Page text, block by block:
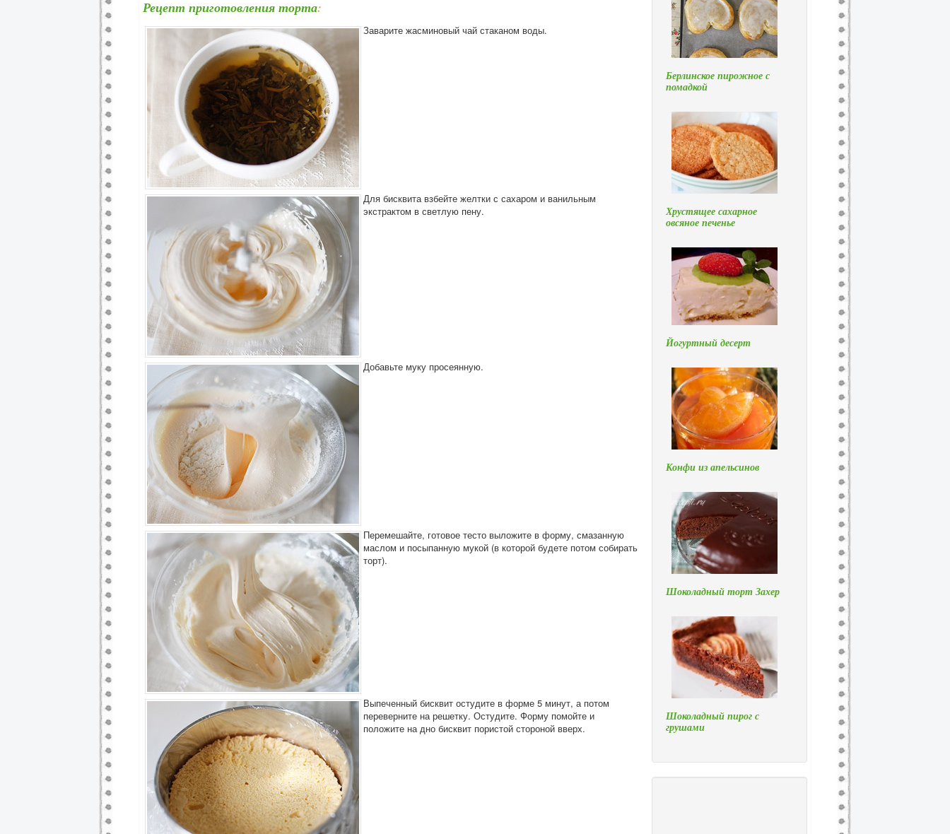
Рецепт приготовления торта:
Заварите жасминовый чай стаканом воды.
Для бисквита взбейте желтки с сахаром и ванильным
экстрактом в светлую пену.
Добавьте муку просеянную.
Перемешайте, готовое тесто выложите в форму, смазанную
маслом и посыпанную мукой (в которой будете потом собирать
торт).
Выпеченный бисквит остудите в форме 5 минут, а потом
переверните на решетку. Остудите. Форму помойте и
положите на дно бисквит пористой стороной вверх.
Берлинское пирожное с
помадкой
Хрустящее сахарное
овсяное печенье
Йогуртный десерт
Конфи из апельсинов
Шоколадный торт Захер
Шоколадный пирог с
грушами